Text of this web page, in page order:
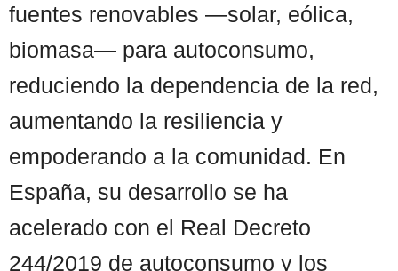
fuentes renovables —solar, eólica,
biomasa— para autoconsumo,
reduciendo la dependencia de la red,
aumentando la resiliencia y
empoderando a la comunidad. En
España, su desarrollo se ha
acelerado con el Real Decreto
244/2019 de autoconsumo y los